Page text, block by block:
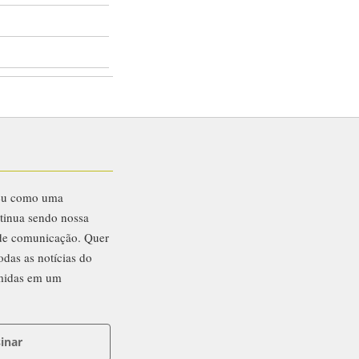
como uma
sendo nossa
comunicação. Quer
as notícias do
em um